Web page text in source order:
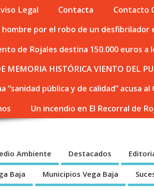
Legal Contacta
Contacto
por el robo de un
de Rojales destina 150.000 euros
MEMORIA HISTÓRICA VIENTO DEL
“sanidad pública y de calidad”
Un incendio en El Recorral de
Ambiente Destacados
Baja Municipios Vega Baja